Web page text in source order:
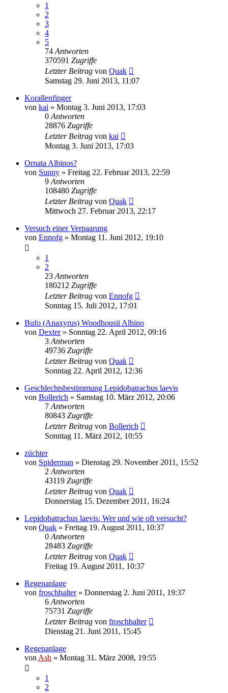
1
2
3
4
5
74 Antworten
370591 Zugriffe
Letzter Beitrag von Quak
Samstag 29. Juni 2013, 11:07
Korallenfinger
von kai » Montag 3. Juni 2013, 17:03
0 Antworten
28876 Zugriffe
Letzter Beitrag von kai
Montag 3. Juni 2013, 17:03
Ornata Albinos?
von Sunny » Freitag 22. Februar 2013, 22:59
9 Antworten
108480 Zugriffe
Letzter Beitrag von Quak
Mittwoch 27. Februar 2013, 22:17
Versuch einer Verpaarung
von Ennofg » Montag 11. Juni 2012, 19:10
1
2
23 Antworten
180212 Zugriffe
Letzter Beitrag von Ennofg
Sonntag 15. Juli 2012, 17:01
Bufo (Anaxyrus) Woodhousii Albino
von Dexter» Sonntag 22. April 2012, 09:16
3 Antworten
49736 Zugriffe
Letzter Beitrag von Quak
Sonntag 22. April 2012, 12:36
Geschlechtsbestimmung Lepidobatrachus laevis
von Bollerich » Samstag 10. März 2012, 20:06
7 Antworten
80843 Zugriffe
Letzter Beitrag von Bollerich
Sonntag 11. März 2012, 10:55
züchter
von Spiderman » Dienstag 29. November 2011, 15:52
2 Antworten
43119 Zugriffe
Letzter Beitrag von Quak
Donnerstag 15. Dezember 2011, 16:24
Lepidobatrachus laevis: Wer und wie oft versucht?
von Quak » Freitag 19. August 2011, 10:37
0 Antworten
28483 Zugriffe
Letzter Beitrag von Quak
Freitag 19. August 2011, 10:37
Regenanlage
von froschhalter» Donnerstag 2. Juni 2011, 19:37
6 Antworten
75731 Zugriffe
Letzter Beitrag von froschhalter
Dienstag 21. Juni 2011, 15:45
Regenanlage
von Ash » Montag 31. März 2008, 19:55
1
2